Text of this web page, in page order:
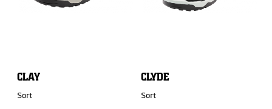
CLAY
Sort
CLYDE
Sort